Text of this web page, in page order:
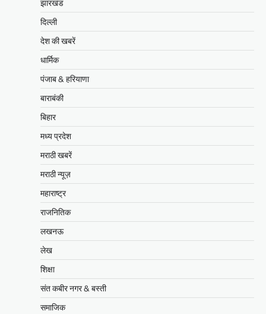
झारखंड
दिल्ली
देश की खबरें
धार्मिक
पंजाब & हरियाणा
बाराबंकी
बिहार
मध्य प्रदेश
मराठी खबरें
मराठी न्यूज़
महाराष्ट्र
राजनितिक
लखनऊ
लेख
शिक्षा
संत कबीर नगर & बस्ती
समाजिक